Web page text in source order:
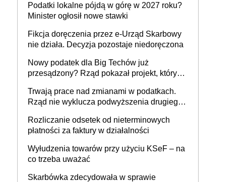
umowy cywilnoprawnej jedynym
racjonalnym wyjściem
Podatki lokalne pójdą w górę w 2027 roku?
Minister ogłosił nowe stawki
Fikcja doręczenia przez e-Urząd Skarbowy
nie działa. Decyzja pozostaje niedoręczona
Nowy podatek dla Big Techów już
przesądzony? Rząd pokazał projekt, który
Trwają prace nad zmianami w podatkach.
Rząd nie wyklucza podwyższenia drugiego
Rozliczanie odsetek od nieterminowych
płatności za faktury w działalności
Wyłudzenia towarów przy użyciu KSeF – na
co trzeba uważać
Skarbówka zdecydowała w sprawie